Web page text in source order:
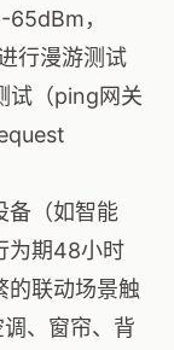
，
行漫游测试
试（ping网关
备（如智能
为期48小时
的联动场景触
、窗帘、背